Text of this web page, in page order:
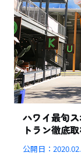
ハワイ最旬
トラン徹底
公開日：